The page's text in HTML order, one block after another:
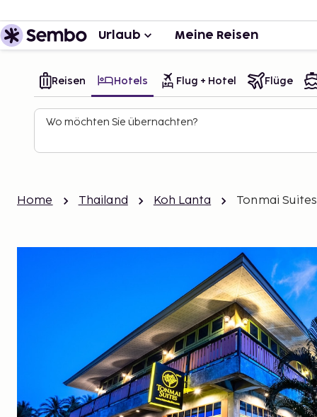
Urlaub Meine Reisen
Reisen Hotels Flug + Hotel Flüge
Wo möchten Sie übernachten?
Home Thailand Koh Lanta Tonmai Suites